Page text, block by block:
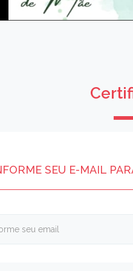
SEU E-MAIL